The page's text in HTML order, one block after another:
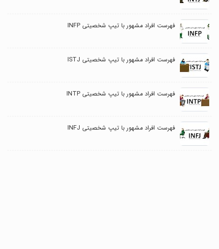
فهرست افراد مشهور با تیپ شخصیتی INFP
فهرست افراد مشهور با تیپ شخصیتی ISTJ
فهرست افراد مشهور با تیپ شخصیتی INTP
فهرست افراد مشهور با تیپ شخصیتی INFJ